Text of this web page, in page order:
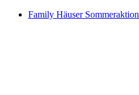
Family Häuser Sommeraktion